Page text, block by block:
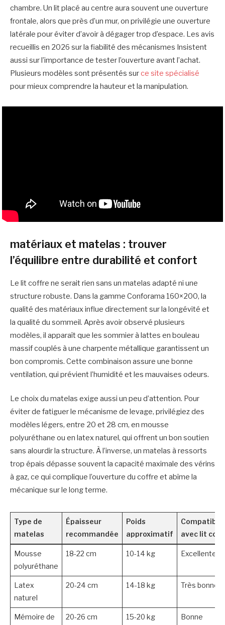
chambre. Un lit placé au centre aura souvent une ouverture
frontale, alors que près d’un mur, on privilégie une ouverture
latérale pour éviter d’avoir à dégager trop d’espace. Les avis
recueillis en 2026 sur la fiabilité des mécanismes Insistent
aussi sur l’importance de tester l’ouverture avant l’achat.
Plusieurs modèles sont présentés surce site spécialisé
pour mieux comprendre la hauteur et la manipulation.
matériaux et matelas : trouver
l’équilibre entre durabilité et confort
Le lit coffre ne serait rien sans un matelas adapté ni une
structure robuste. Dans la gamme Conforama 160×200, la
qualité des matériaux influe directement sur la longévité et
la qualité du sommeil. Après avoir observé plusieurs
modèles, il apparaît que les sommier à lattes en bouleau
massif couplés à une charpente métallique garantissent un
bon compromis. Cette combinaison assure une bonne
ventilation, qui prévient l’humidité et les mauvaises odeurs.
Le choix du matelas exige aussi un peu d’attention. Pour
éviter de fatiguer le mécanisme de levage, privilégiez des
modèles légers, entre 20 et 28 cm, en mousse
polyuréthane ou en latex naturel, qui offrent un bon soutien
sans alourdir la structure. À l’inverse, un matelas à ressorts
trop épais dépasse souvent la capacité maximale des vérins
à gaz, ce qui complique l’ouverture du coffre et abîme la
mécanique sur le long terme.
Type de
matelas
Épaisseur
recommandée
Poids
approximatif
avec lit
Mousse
polyuréthane
18-22 cm 10-14 kg Excellente
Latex
naturel
20-24 cm 14-18 kg Très bonne
Mémoire de
20-26 cm 15-20 kg Bonne